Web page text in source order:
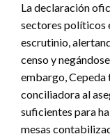
La declaración
sectores políticos
escrutinio,
censo y
embargo, Cepeda
conciliadora al
suficientes para
mesas